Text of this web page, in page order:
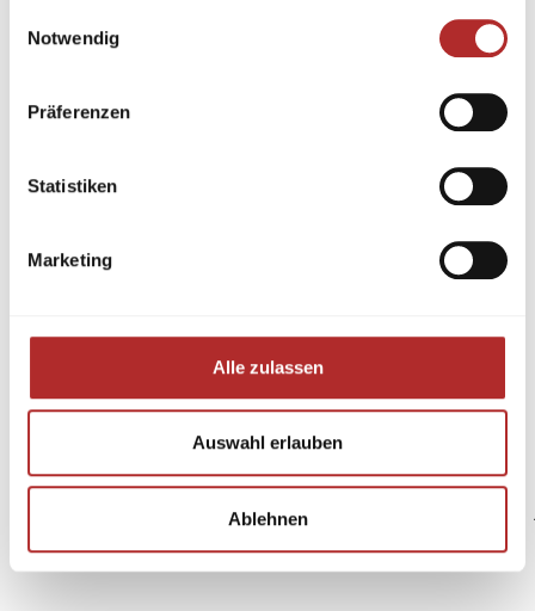
Notwendig
Präferenzen
Statistiken
Marketing
Alle zulassen
Auswahl erlauben
Ablehnen